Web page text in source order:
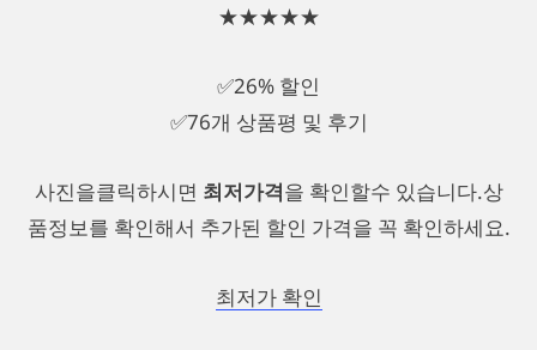
★★★★★
✅26% 할인
✅76개 상품평 및 후기
사진을클릭하시면 최저가격을 확인할수 있습니다.상
품정보를 확인해서 추가된 할인 가격을 꼭 확인하세요.
최저가 확인